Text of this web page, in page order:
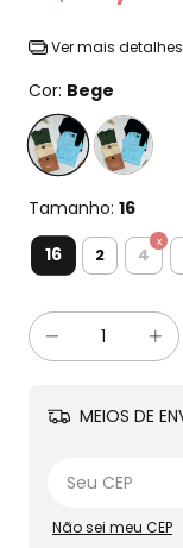
Ver mais detalhes
Cor: Bege
Tamanho: 16
16 2 4
MEIOS DE
Não sei meu CEP